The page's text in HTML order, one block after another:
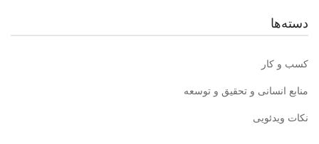
دسته‌ها
کسب و کار
منابع انسانی و تحقیق و توسعه
نکات ویدئویی